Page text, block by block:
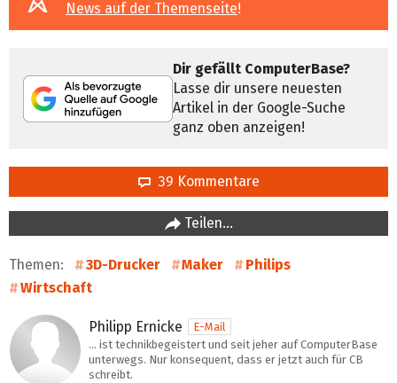
News auf der Themenseite!
Dir gefällt ComputerBase?
Lasse dir unsere neuesten
Artikel in der Google-Suche
ganz oben anzeigen!
39 Kommentare
Teilen…
Themen: 3D-Drucker Maker
Philips
Wirtschaft
Philipp Ernicke
E-Mail
… ist technikbegeistert und seit jeher auf ComputerBase
unterwegs. Nur konsequent, dass er jetzt auch für CB
schreibt.